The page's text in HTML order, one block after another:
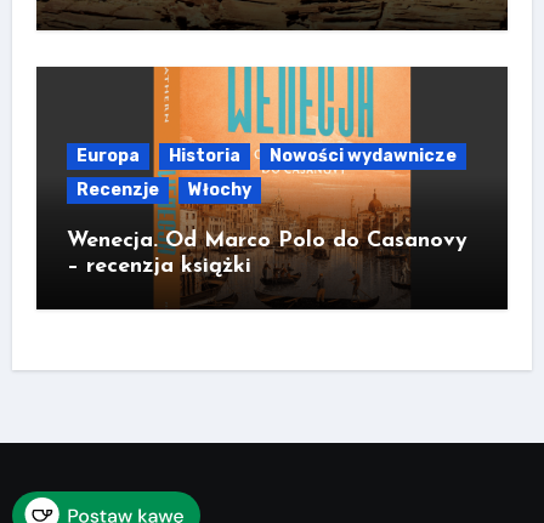
Europa Historia
Nowości wydawnicze
Recenzje
Włochy
Wenecja. Od Marco Polo do Casanovy
– recenzja książki